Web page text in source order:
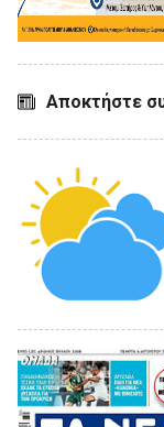
Αποκτήστε